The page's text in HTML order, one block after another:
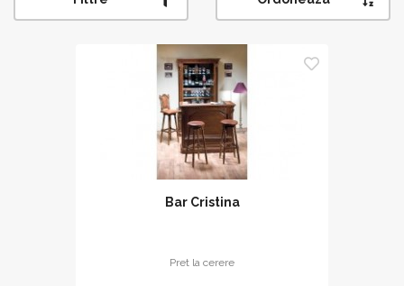
Bar Cristina
Pret la cerere